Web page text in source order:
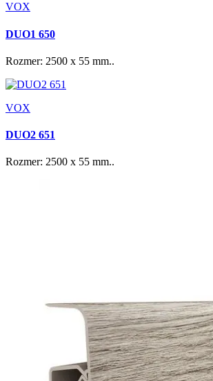
VOX
DUO1 650
Rozmer: 2500 x 55 mm..
VOX
DUO2 651
Rozmer: 2500 x 55 mm..